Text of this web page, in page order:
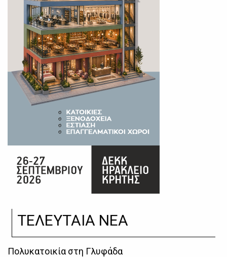
ΤΕΛΕΥΤΑΙΑ ΝΕΑ
Πολυκατοικία στη Γλυφάδα